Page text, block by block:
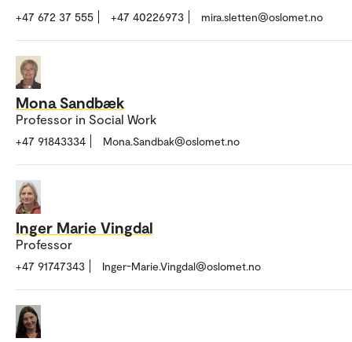
+47 672 37 555 +47 40226973 mira.sletten@oslomet.no
Mona Sandbæk
Professor in Social Work
+47 91843334 Mona.Sandbak@oslomet.no
Inger Marie Vingdal
Professor
+47 91747343 Inger-Marie.Vingdal@oslomet.no